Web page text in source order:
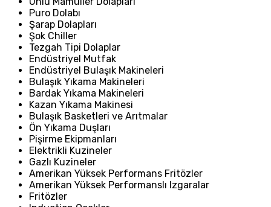
Puro Dolabı
Şarap Dolapları
Şok Chiller
Tezgah Tipi Dolaplar
Endüstriyel Mutfak
Endüstriyel Bulaşık Makineleri
Bulaşık Yıkama Makineleri
Bardak Yıkama Makineleri
Kazan Yıkama Makinesi
Bulaşık Basketleri ve Arıtmalar
Ön Yıkama Duşları
Pişirme Ekipmanları
Elektrikli Kuzineler
Gazlı Kuzineler
Amerikan Yüksek Performans Fritözler
Amerikan Yüksek Performanslı Izgaralar
Fritözler